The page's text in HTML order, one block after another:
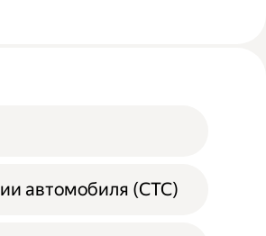
автомобиля (СТС)